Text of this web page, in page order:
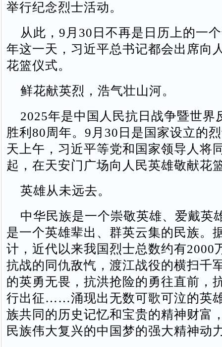
举行纪念烈士活动。
从此，9月30日不再是日历上的一
年这一天，习近平总书记都会出席向
花篮仪式。
鲜花献英烈，浩气壮山河。
2025年是中国人民抗日战争暨世界
胜利80周年。9月30日是国家设立的
天上午，习近平等党和国家领导人将
起，在天安门广场向人民英雄敬献花
英雄从未远去。
中华民族是一个崇敬英雄、爱戴英
是一个英雄辈出、群英云集的民族。
计，近代以来我国烈士总数约有2000
抗战的同仇敌忾，渡江战役的横扫千
的英勇无畏，抗洪抢险的勇往直前，
行出征……涌现出无数可歌可泣的英
族共同的历史记忆和宝贵的精神财富
民族伟大复兴的中国梦的强大精神动